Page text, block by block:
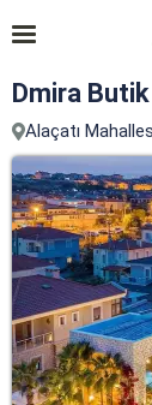
Dmira Butik
Alaçatı